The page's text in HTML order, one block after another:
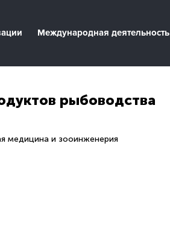
Международная деятельность
рыбоводства
медицина и зооинженерия